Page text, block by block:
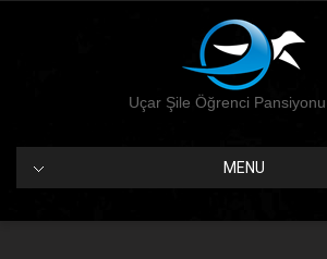
Uçar Şile Öğrenci
MENU